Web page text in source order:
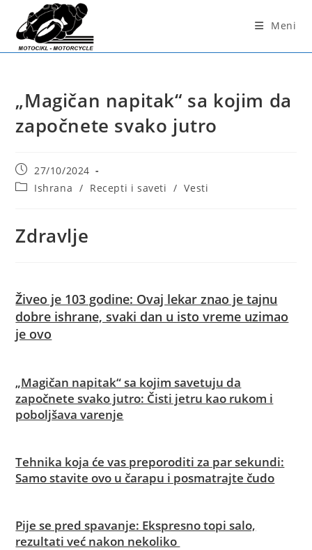
content
Meni
„Magičan napitak“ sa kojim da
započnete svako jutro
Post
published:
27/10/2024
PostIshrana / Recepti i saveti / Vesti
Zdravlje
Živeo je 103 godine: Ovaj lekar znao je tajnu
dobre ishrane, svaki dan u isto vreme uzimao
je ovo
„Magičan napitak“ sa kojim savetuju da
započnete svako jutro: Čisti jetru kao rukom i
poboljšava varenje
Tehnika koja će vas preporoditi za par sekundi:
Samo stavite ovo u čarapu i posmatrajte čudo
Pije se pred spavanje: Ekspresno topi salo,
rezultati već nakon nekoliko